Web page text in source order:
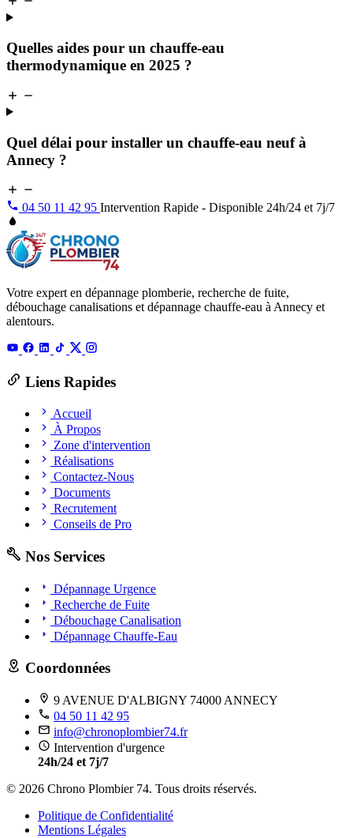
Quelles aides pour un chauffe-eau
thermodynamique en 2025 ?
Quel délai pour installer un chauffe-eau neuf à
Annecy ?
04 50 11 42 95 Intervention Rapide - Disponible 24h/24 et 7j/7
Votre expert en dépannage plomberie, recherche de fuite,
débouchage canalisations et dépannage chauffe-eau à Annecy et
alentours.
Liens Rapides
Accueil
À Propos
Zone d'intervention
Réalisations
Contactez-Nous
Documents
Recrutement
Conseils de Pro
Nos Services
Dépannage Urgence
Recherche de Fuite
Débouchage Canalisation
Dépannage Chauffe-Eau
Coordonnées
9 AVENUE D'ALBIGNY 74000 ANNECY
04 50 11 42 95
info@chronoplombier74.fr
Intervention d'urgence
24h/24 et 7j/7
© 2026 Chrono Plombier 74. Tous droits réservés.
Politique de Confidentialité
Mentions Légales